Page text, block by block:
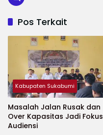
Pos Terkait
Kabupaten Sukabumi
Masalah Jalan Rusak dan
Over Kapasitas Jadi Fokus
Audiensi